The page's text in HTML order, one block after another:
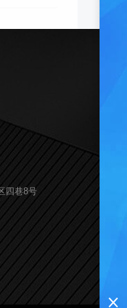
四巷8号